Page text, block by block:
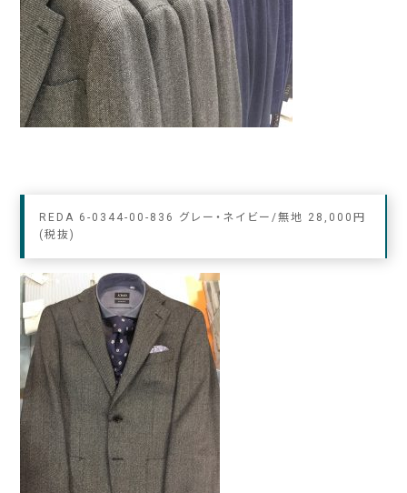
REDA 6-0344-00-836 グレー・ネイビー/無地 28,000円
(税抜)